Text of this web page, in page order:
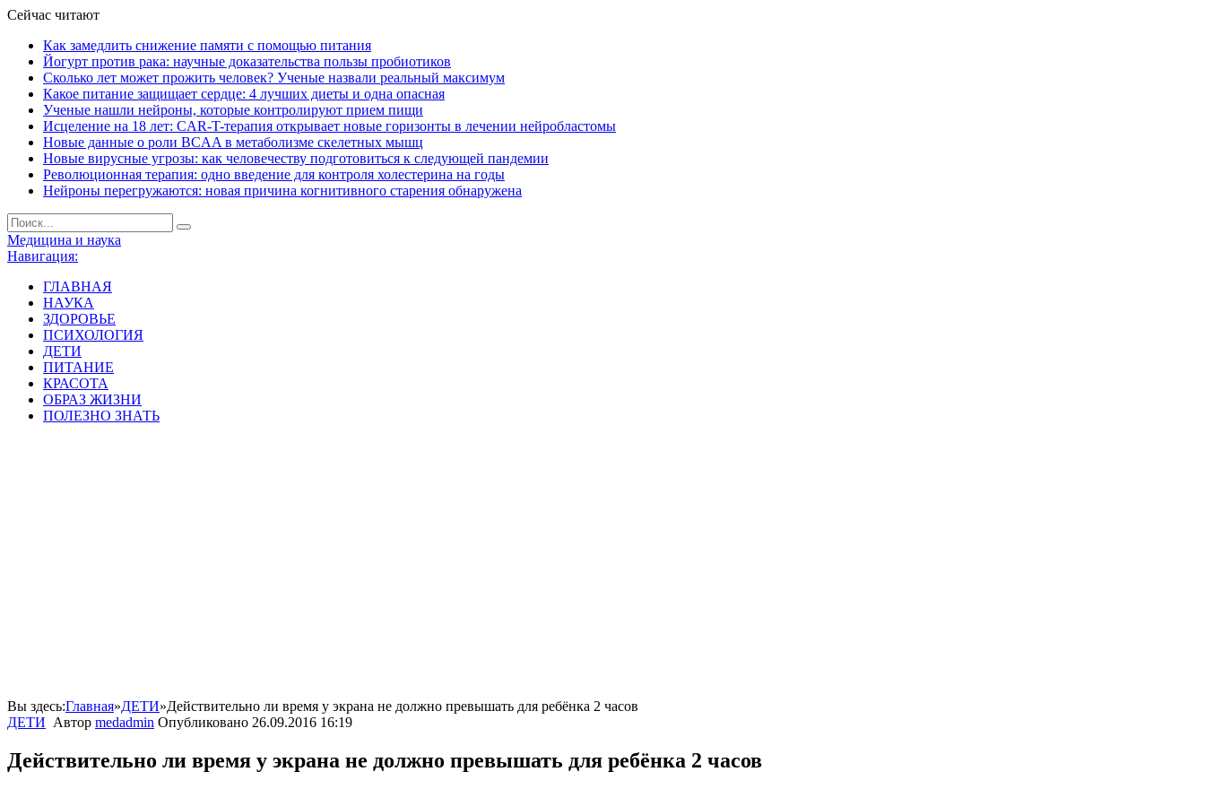
Сейчас читают
Как замедлить снижение памяти с помощью питания
Йогурт против рака: научные доказательства пользы пробиотиков
Сколько лет может прожить человек? Ученые назвали реальный максимум
Какое питание защищает сердце: 4 лучших диеты и одна опасная
Ученые нашли нейроны, которые контролируют прием пищи
Исцеление на 18 лет: CAR-T-терапия открывает новые горизонты в лечении нейробластомы
Новые данные о роли BCAA в метаболизме скелетных мышц
Новые вирусные угрозы: как человечеству подготовиться к следующей пандемии
Революционная терапия: одно введение для контроля холестерина на годы
Нейроны перегружаются: новая причина когнитивного старения обнаружена
Медицина и наука
Навигация:
ГЛАВНАЯ
НАУКА
ЗДОРОВЬЕ
ПСИХОЛОГИЯ
ДЕТИ
ПИТАНИЕ
КРАСОТА
ОБРАЗ ЖИЗНИ
ПОЛЕЗНО ЗНАТЬ
Вы здесь:Главная»ДЕТИ»Действительно ли время у экрана не должно превышать для ребёнка 2 часов
ДЕТИ Автор medadmin Опубликовано 26.09.2016 16:19
Действительно ли время у экрана не должно превышать для ребёнка 2 часов